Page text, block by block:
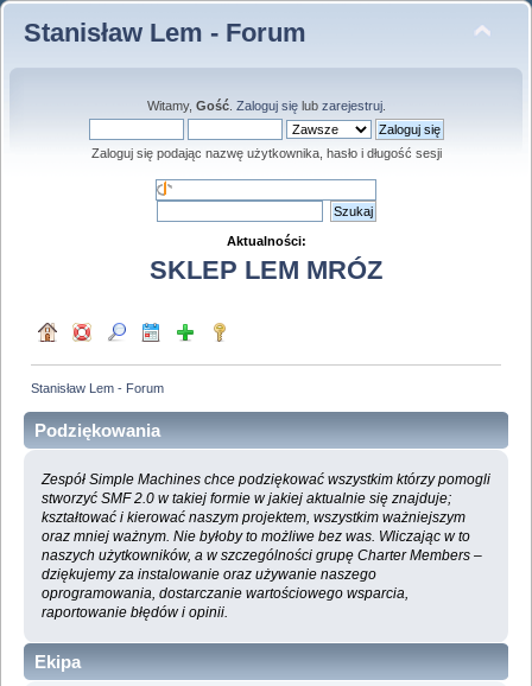
Stanisław Lem - Forum
Witamy, Gość. Zaloguj sięlub zarejestruj.
Zaloguj się podając nazwę użytkownika, hasło i długość sesji
Aktualności:
SKLEP LEM MRÓZ
Stanisław Lem - Forum
Podziękowania
Zespół Simple Machines chce podziękować wszystkim którzy pomogli
stworzyć SMF 2.0 w takiej formie w jakiej aktualnie się znajduje;
kształtować i kierować naszym projektem, wszystkim ważniejszym
oraz mniej ważnym. Nie byłoby to możliwe bez was. Wliczając w to
naszych użytkowników, a w szczególności grupę Charter Members –
dziękujemy za instalowanie oraz używanie naszego
oprogramowania, dostarczanie wartościowego wsparcia,
raportowanie błędów i opinii.
Ekipa